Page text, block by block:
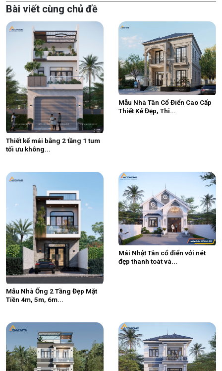
Bài viết cùng chủ đề
Thiết kế mái bằng 2 tầng 1 tum
tối ưu không...
Mẫu Nhà Tân Cổ Điển Cao Cấp
Thiết Kế Đẹp, Thi...
Mẫu Nhà Ống 2 Tầng Đẹp Mặt
Tiền 4m, 5m, 6m...
Mái Nhật Tân cổ điển với nét
đẹp thanh toát và...